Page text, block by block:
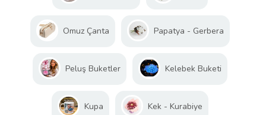
Omuz Çanta Papatya - Gerbera
Peluş Buketler Kelebek Buketi
Kupa Kek - Kurabiye